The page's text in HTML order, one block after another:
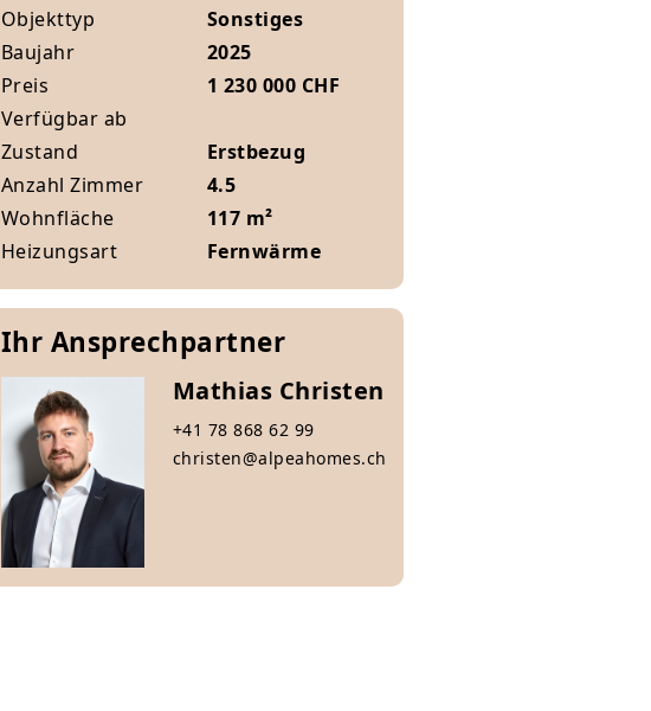
Objekttyp
Sonstiges
Baujahr
2025
Preis
1 230 000 CHF
Verfügbar ab
Zustand
Erstbezug
Anzahl Zimmer
4.5
Wohnfläche
117 m²
Heizungsart
Fernwärme
Ihr Ansprechpartner
Mathias Christen
+41 78 868 62 99
christen@alpeahomes.ch